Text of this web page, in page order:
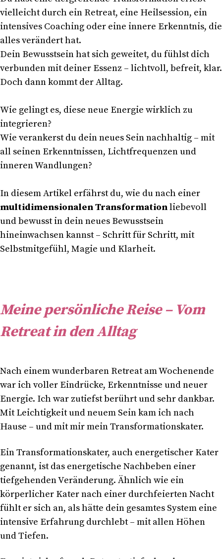
vielleicht durch ein Retreat, eine Heilsession, ein
intensives Coaching oder eine innere Erkenntnis, die
alles verändert hat.
Dein Bewusstsein hat sich geweitet, du fühlst dich
verbunden mit deiner Essenz – lichtvoll, befreit, klar.
Doch dann kommt der Alltag.
Wie gelingt es, diese neue Energie wirklich zu
integrieren?
Wie verankerst du dein neues Sein nachhaltig – mit
all seinen Erkenntnissen, Lichtfrequenzen und
inneren Wandlungen?
In diesem Artikel erfährst du, wie du nach einer
multidimensionalen Transformationliebevoll
und bewusst in dein neues Bewusstsein
hineinwachsen kannst – Schritt für Schritt, mit
Selbstmitgefühl, Magie und Klarheit.
Meine persönliche Reise – Vom
Retreat in den Alltag
Nach einem wunderbaren Retreat am Wochenende
war ich voller Eindrücke, Erkenntnisse und neuer
Energie. Ich war zutiefst berührt und sehr dankbar.
Mit Leichtigkeit und neuem Sein kam ich nach
Hause – und mit mir mein Transformationskater.
Ein Transformationskater, auch energetischer Kater
genannt, ist das energetische Nachbeben einer
tiefgehenden Veränderung. Ähnlich wie ein
körperlicher Kater nach einer durchfeierten Nacht
fühlt er sich an, als hätte dein gesamtes System eine
intensive Erfahrung durchlebt – mit allen Höhen
und Tiefen.